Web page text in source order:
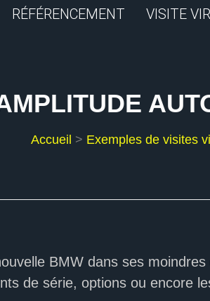
RÉFÉRENCEMENT VISITE
Accueil > Exemples de visites
BMW dans ses
de série, options ou encore